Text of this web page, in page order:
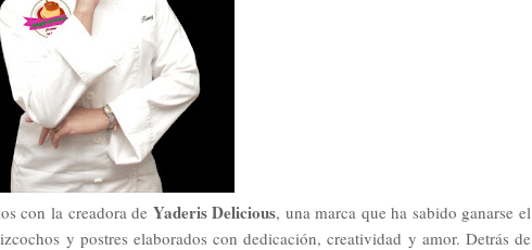
con la creadora de Yaderis Delicious, una marca que ha sabido ganarse el
y postres elaborados con dedicación, creatividad y amor. Detrás de